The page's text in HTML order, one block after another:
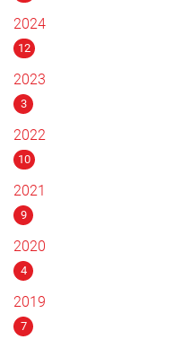
2024
12
2023
3
2022
10
2021
9
2020
4
2019
7